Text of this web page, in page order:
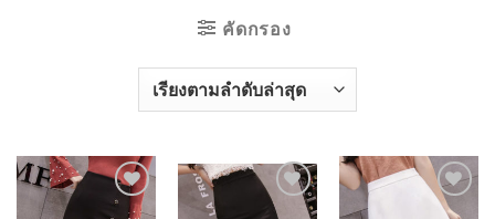
คัดกรอง
ADD TO
ADD TO
ADD TO